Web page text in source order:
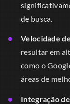
de busca.
Velocidade
resultar em
como o
áreas de
Integração